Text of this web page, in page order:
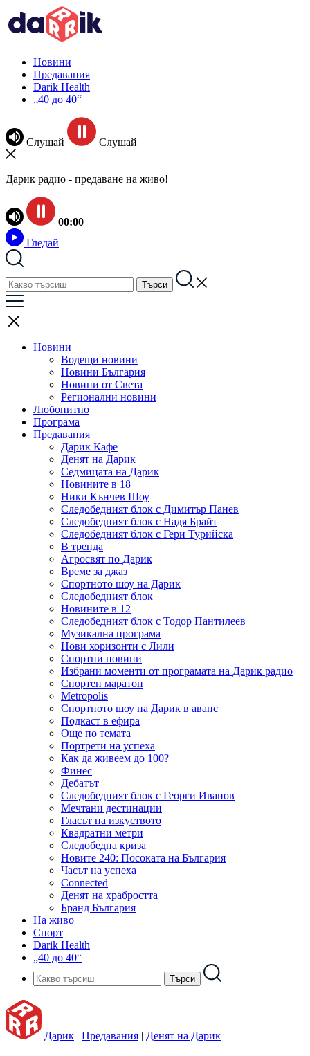
Новини
Предавания
Darik Health
„40 до 40“
Слушай Слушай
Дарик радио - предаване на живо!
00:00
Гледай
Новини
Водещи новини
Новини България
Новини от Света
Регионални новини
Любопитно
Програма
Предавания
Дарик Кафе
Денят на Дарик
Седмицата на Дарик
Новините в 18
Ники Кънчев Шоу
Следобедният блок с Димитър Панев
Следобедният блок с Надя Брайт
Следобедният блок с Гери Турийска
В тренда
Агросвят по Дарик
Време за джаз
Спортното шоу на Дарик
Следобедният блок
Новините в 12
Следобедният блок с Тодор Пантилеев
Музикална програма
Нови хоризонти с Лили
Спортни новини
Избрани моменти от програмата на Дарик радио
Спортен маратон
Metropolis
Спортното шоу на Дарик в аванс
Подкаст в ефира
Още по темата
Портрети на успеха
Как да живеем до 100?
Финес
Дебатът
Следобедният блок с Георги Иванов
Мечтани дестинации
Гласът на изкуството
Квадратни метри
Следобедна криза
Новите 240: Посоката на България
Часът на успеха
Connected
Денят на храбростта
Бранд България
На живо
Спорт
Darik Health
„40 до 40“
Дарик | Предавания | Денят на Дарик